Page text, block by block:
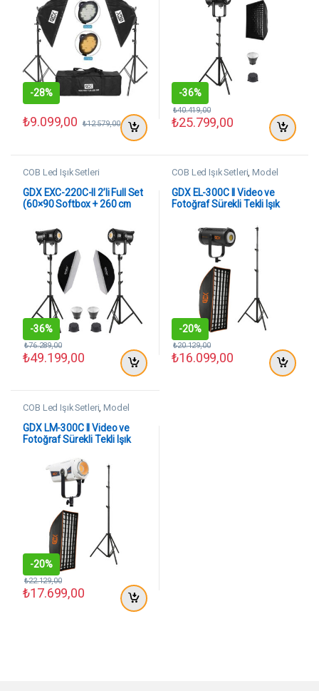
-28%
₺9.099,00 ₺12.579,00
-36%
₺25.799,00
₺40.419,00
COB Led Işık Setleri
GDX EXC-220C-II 2’li Full Set
(60×90 Softbox + 260 cm
-36%
₺49.199,00
₺76.289,00
COB Led Işık Setleri ,Model
GDX EL-300C II Video ve
Fotoğraf Sürekli Tekli Işık
-20%
₺16.099,00
₺20.129,00
COB Led Işık Setleri ,Model
GDX LM-300C II Video ve
Fotoğraf Sürekli Tekli Işık
-20%
₺17.699,00
₺22.129,00